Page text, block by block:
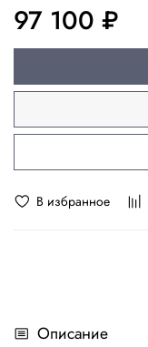
В избранное
97 100 ₽
Описание